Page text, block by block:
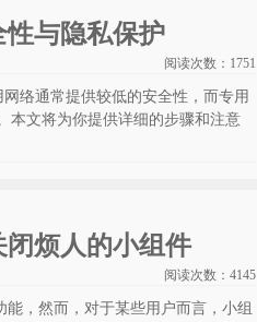
与隐私保护
阅读次数： 1751
络通常提供较低的安全性，而专用
本文将为你提供详细的步骤和注意
烦人的小组件
阅读次数： 4145
能，然而，对于某些用户而言，小组